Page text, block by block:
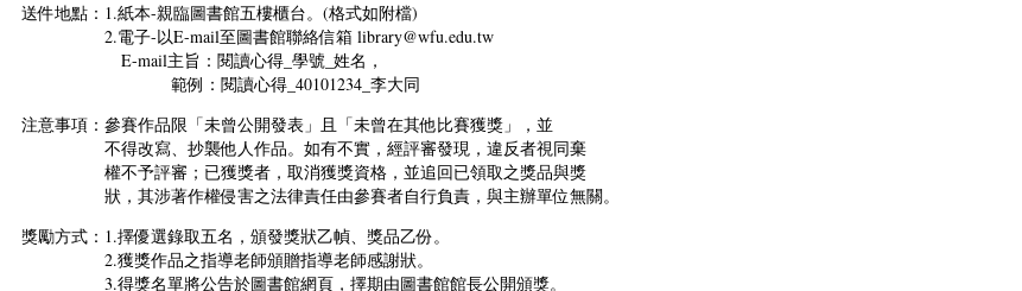
送件地點：1.紙本-親臨圖書館五樓櫃台。(格式如附檔)
2.電子-以E-mail至圖書館聯絡信箱 library@wfu.edu.tw
E-mail主旨：閱讀心得_學號_姓名，
範例：閱讀心得_40101234_李大同
注意事項：參賽作品限「未曾公開發表」且「未曾在其他比賽獲獎」，並
不得改寫、抄襲他人作品。如有不實，經評審發現，違反者視同棄
權不予評審；已獲獎者，取消獲獎資格，並追回已領取之獎品與獎
狀，其涉著作權侵害之法律責任由參賽者自行負責，與主辦單位無關。
獎勵方式：1.擇優選錄取五名，頒發獎狀乙幀、獎品乙份。
2.獲獎作品之指導老師頒贈指導老師感謝狀。
3.得獎名單將公告於圖書館網頁，擇期由圖書館館長公開頒獎。